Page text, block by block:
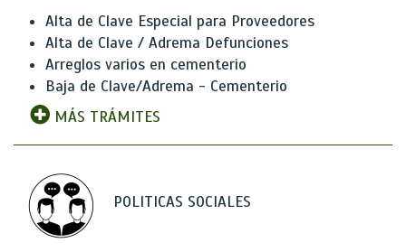
Alta de Clave Especial para Proveedores
Alta de Clave / Adrema Defunciones
Arreglos varios en cementerio
Baja de Clave/Adrema - Cementerio
MÁS TRÁMITES
POLITICAS SOCIALES